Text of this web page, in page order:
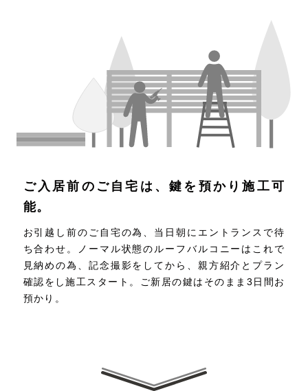
ご入居前のご自宅は、鍵を預かり施工可
能。
お引越し前のご自宅の為、当日朝にエントランスで待
ち合わせ。ノーマル状態のルーフバルコニーはこれで
見納めの為、記念撮影をしてから、親方紹介とプラン
確認をし施工スタート。ご新居の鍵はそのまま3日間お
預かり。